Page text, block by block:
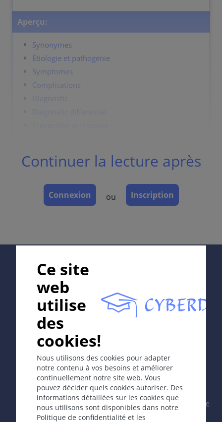
Aperçu:
Synonymes
Étiologie et pathogénie
Symptomes
Complications
Diagnostic
Synonymes
aussi de blennoragie gonococcique ( "chaude-
pisse"); en anglais: tripper.
diplocoques gram négatifs. Temps d'incubation: 1-6
l'urèthre, du col de l'utérus, du rectum, les
conjonctives, le vagin (seulement avant la puberté).
Symptomes
Aigu: sensation de brûlure, leucorrhées
purulentes
Chronique: urétrite chronique
Femmes: bartholinite, cervico-vaginite
Gonococcie extragénitale: rectale, conjonctivale
(ophtalmie gonococcique), pharyngéale
Complications
Continuer la lecture après
Connexion ou Inscription
Ce site
web
utilise
des
cookies!
Nous utilisons des cookies pour adapter
notre contenu à vos besoins et améliorer
continuellement notre site web. Vous
pouvez décider quels cookies autoriser. Des
informations détaillées sur les cookies que
nous utilisons sont disponibles dans notre
Politique de confidentialité et les
In collaboration with Erasmus+ hEduLearnIt editorial
Copyright © 2003-2026 CYBERDERM Editorial Group -
Rédacteur fondateur Guenter Burg, M.D.- Concept et
coordination par Vahid Djamei, Zurich
All rights reserved.
Contact |Impressum|Soutenu par|
Politique
de confidentialité|Conditions